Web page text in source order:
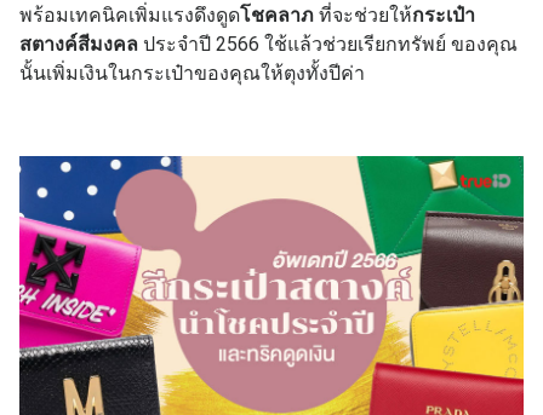
พร้อมเทคนิคเพิ่มแรงดึงดูดโชคลาภ ที่จะช่วยให้กระเป๋า
สตางค์สีมงคล ประจำปี 2566 ใช้แล้วช่วยเรียกทรัพย์ ของคุณ
นั้นเพิ่มเงินในกระเป๋าของคุณให้ตุงทั้งปีค่า